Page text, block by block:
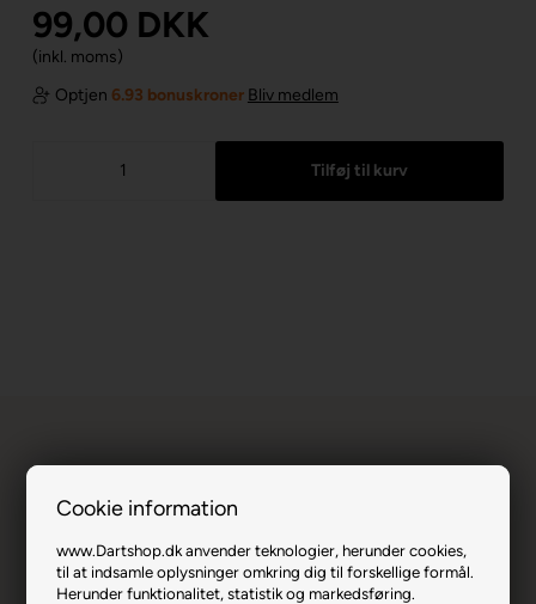
Cookie information
www.Dartshop.dk anvender teknologier, herunder cookies,
til at indsamle oplysninger omkring dig til forskellige formål.
Herunder funktionalitet, statistik og markedsføring.
99,00 DKK
(inkl. moms)
Optjen 6.93 bonuskroner Bliv medlem
Condor Axe Flights S. - Klar Lilla, Lang.